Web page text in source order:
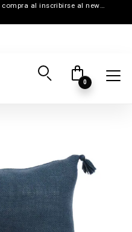
15% de descuento en la primera compra al inscribirse al newsletter
0